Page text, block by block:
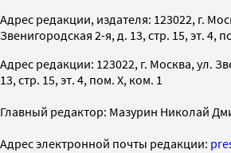
Адрес редакции, издателя: 123022, г.
Звенигородская 2-я, д. 13, стр. 15, эт. 4,
Адрес редакции: 123022, г. Москва, ул.
13, стр. 15, эт. 4, пом. X, ком. 1
Главный редактор: Мазурин Николай
Адрес электронной почты редакции: